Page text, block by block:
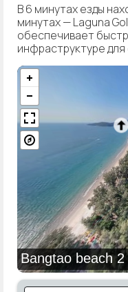
В 6 минутах езды
минутах — Laguna
обеспечивает
инфраструктуре
Bangtao beach 2